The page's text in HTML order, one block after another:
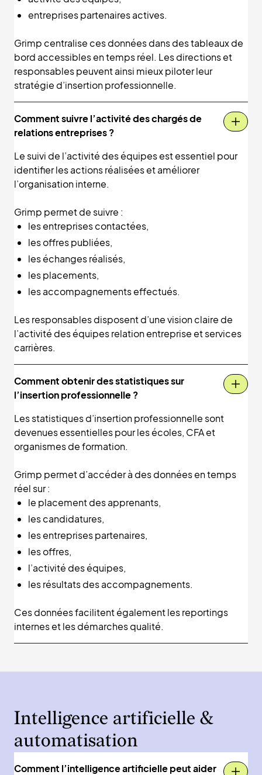
entreprises partenaires actives.
Grimp centralise ces données dans des tableaux de
bord accessibles en temps réel. Les directions et
responsables peuvent ainsi mieux piloter leur
stratégie d’insertion professionnelle.
Comment suivre l’activité des chargés de
relations entreprises ?
Le suivi de l’activité des équipes est essentiel pour
identifier les actions réalisées et améliorer
l’organisation interne.
Grimp permet de suivre :
les entreprises contactées,
les offres publiées,
les échanges réalisés,
les placements,
les accompagnements effectués.
Les responsables disposent d’une vision claire de
l’activité des équipes relation entreprise et services
carrières.
Comment obtenir des statistiques sur
l’insertion professionnelle ?
Les statistiques d’insertion professionnelle sont
devenues essentielles pour les écoles, CFA et
organismes de formation.
Grimp permet d’accéder à des données en temps
réel sur :
le placement des apprenants,
les candidatures,
les entreprises partenaires,
les offres,
l’activité des équipes,
les résultats des accompagnements.
Ces données facilitent également les reportings
internes et les démarches qualité.
Intelligence artificielle &
automatisation
Comment l’intelligence artificielle peut aider